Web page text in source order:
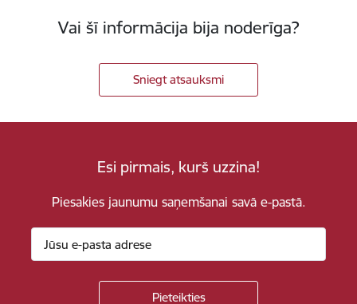
Vai šī informācija bija noderīga?
Sniegt atsauksmi
Esi pirmais, kurš uzzina!
Piesakies jaunumu saņemšanai savā e-pastā.